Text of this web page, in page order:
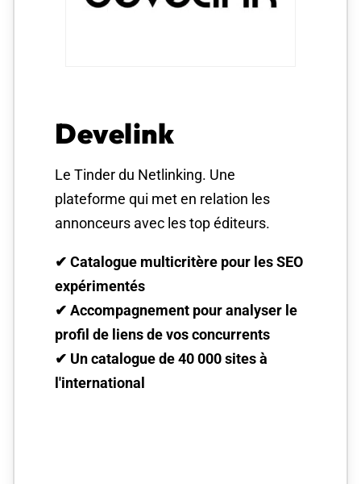
Develink
Le Tinder du Netlinking. Une
plateforme qui met en relation les
annonceurs avec les top éditeurs.
✔ Catalogue multicritère pour les SEO
expérimentés
✔ Accompagnement pour analyser le
profil de liens de vos concurrents
✔ Un catalogue de 40 000 sites à
l'international